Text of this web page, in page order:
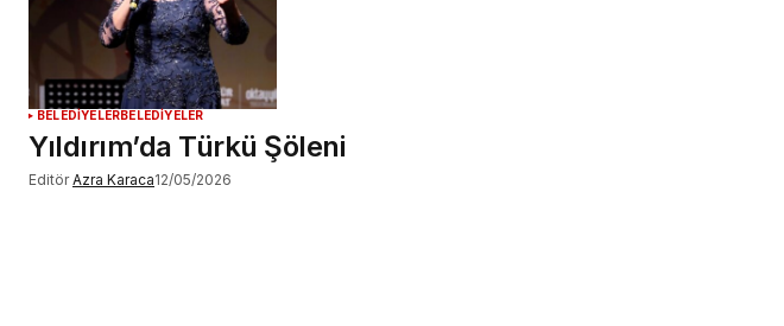
BELEDİYELERBELEDİYELER
Yıldırım’da Türkü Şöleni
Editör Azra Karaca12/05/2026